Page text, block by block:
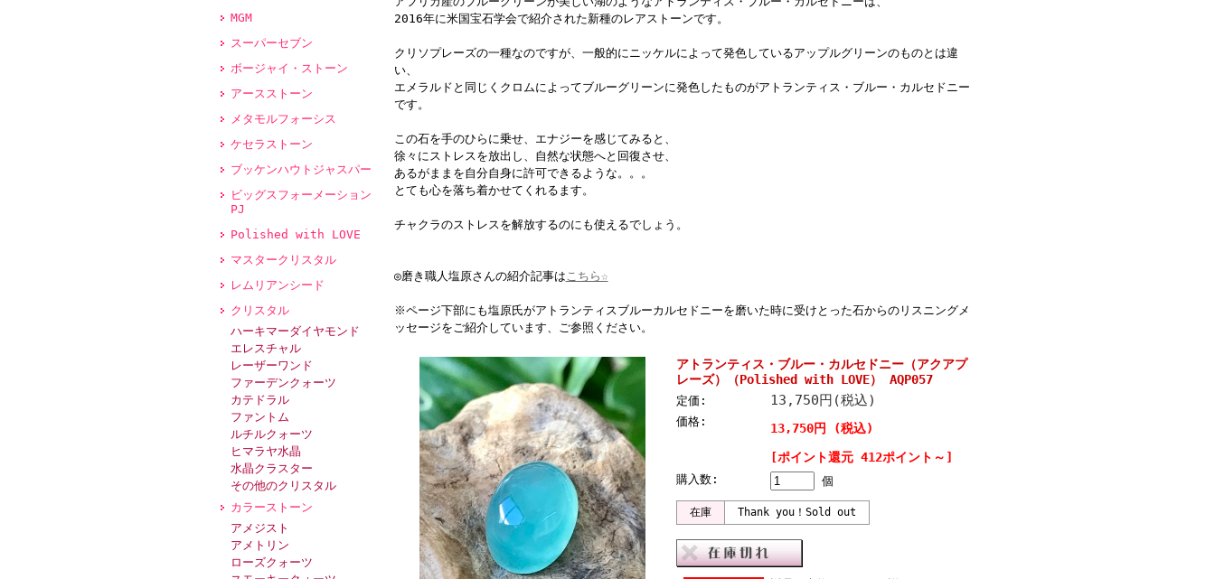
MGM
スーパーセブン
ボージャイ・ストーン
アースストーン
メタモルフォーシス
ケセラストーン
ブッケンハウトジャスパー
ビッグスフォーメーション
PJ
Polished with LOVE
マスタークリスタル
レムリアンシード
クリスタル
ハーキマーダイヤモンド
エレスチャル
レーザーワンド
ファーデンクォーツ
カテドラル
ファントム
ルチルクォーツ
ヒマラヤ水晶
水晶クラスター
その他のクリスタル
カラーストーン
アメジスト
アメトリン
ローズクォーツ
2016年に米国宝石学会で紹介された新種のレアストーンです。
クリソプレーズの一種なのですが、一般的にニッケルによって発色しているアップルグリーンのものとは違
い、
エメラルドと同じくクロムによってブルーグリーンに発色したものがアトランティス・ブルー・カルセドニー
です。
この石を手のひらに乗せ、エナジーを感じてみると、
徐々にストレスを放出し、自然な状態へと回復させ、
あるがままを自分自身に許可できるような。。。
とても心を落ち着かせてくれるます。
チャクラのストレスを解放するのにも使えるでしょう。
◎磨き職人塩原さんの紹介記事はこちら☆
※ページ下部にも塩原氏がアトランティスブルーカルセドニーを磨いた時に受けとった石からのリスニングメ
ッセージをご紹介しています、ご参照ください。
アトランティス・ブルー・カルセドニー（アクアプ
レーズ）（Polished with LOVE） AQP057
定価: 13,750円(税込)
価格:
13,750円 (税込)
[ポイント還元 412ポイント～]
購入数: 個
在庫 Thank you！Sold out